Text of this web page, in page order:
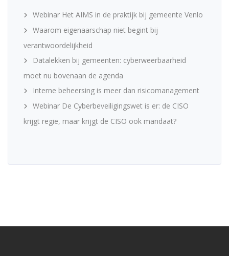
Webinar Het AIMS in de praktijk bij gemeente Venlo
Waarom eigenaarschap niet begint bij
verantwoordelijkheid
Datalekken bij gemeenten: cyberweerbaarheid
moet nu bovenaan de agenda
Interne beheersing is meer dan risicomanagement
Webinar De Cyberbeveiligingswet is er: de CISO
krijgt regie, maar krijgt de CISO ook mandaat?